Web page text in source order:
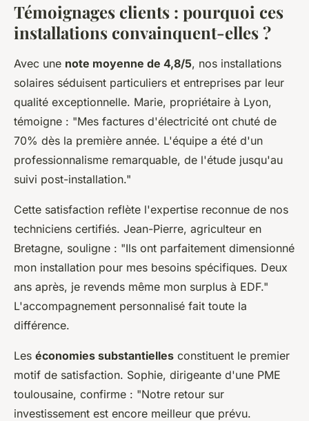
Témoignages clients : pourquoi ces
installations convainquent-elles ?
Avec une note moyenne de 4,8/5, nos installations
solaires séduisent particuliers et entreprises par leur
qualité exceptionnelle. Marie, propriétaire à Lyon,
témoigne : "Mes factures d'électricité ont chuté de
70% dès la première année. L'équipe a été d'un
professionnalisme remarquable, de l'étude jusqu'au
suivi post-installation."
Cette satisfaction reflète l'expertise reconnue de nos
techniciens certifiés. Jean-Pierre, agriculteur en
Bretagne, souligne : "Ils ont parfaitement dimensionné
mon installation pour mes besoins spécifiques. Deux
ans après, je revends même mon surplus à EDF."
L'accompagnement personnalisé fait toute la
différence.
Les économies substantielles constituent le premier
motif de satisfaction. Sophie, dirigeante d'une PME
toulousaine, confirme : "Notre retour sur
investissement est encore meilleur que prévu.